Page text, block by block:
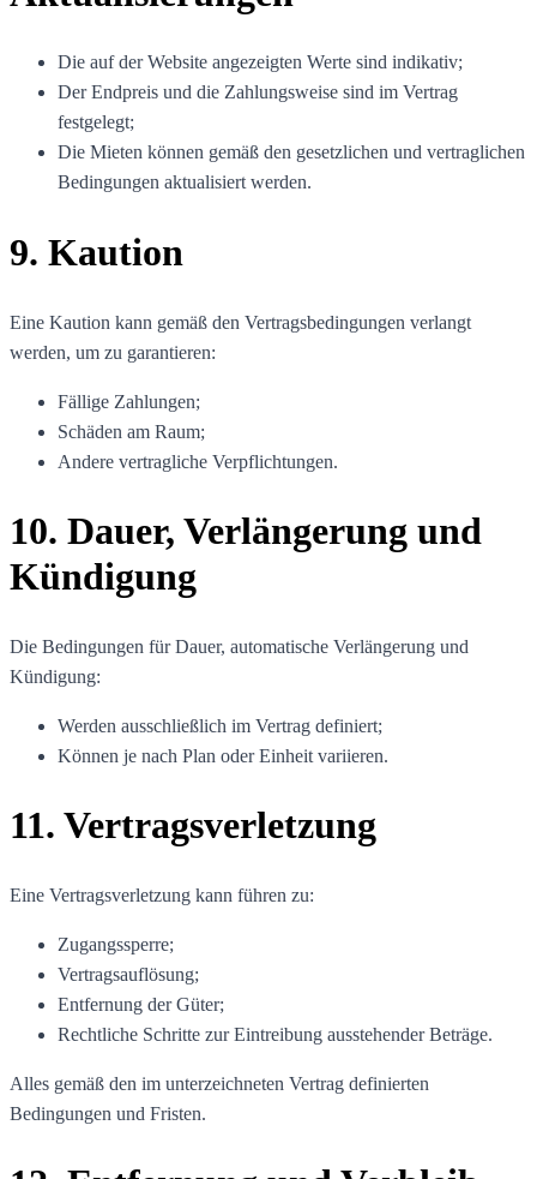
Die auf der Website angezeigten Werte sind indikativ;
Der Endpreis und die Zahlungsweise sind im Vertrag
festgelegt;
Die Mieten können gemäß den gesetzlichen und vertraglichen
Bedingungen aktualisiert werden.
9. Kaution
Eine Kaution kann gemäß den Vertragsbedingungen verlangt
werden, um zu garantieren:
Fällige Zahlungen;
Schäden am Raum;
Andere vertragliche Verpflichtungen.
10. Dauer, Verlängerung und
Kündigung
Die Bedingungen für Dauer, automatische Verlängerung und
Kündigung:
Werden ausschließlich im Vertrag definiert;
Können je nach Plan oder Einheit variieren.
11. Vertragsverletzung
Eine Vertragsverletzung kann führen zu:
Zugangssperre;
Vertragsauflösung;
Entfernung der Güter;
Rechtliche Schritte zur Eintreibung ausstehender Beträge.
Alles gemäß den im unterzeichneten Vertrag definierten
Bedingungen und Fristen.